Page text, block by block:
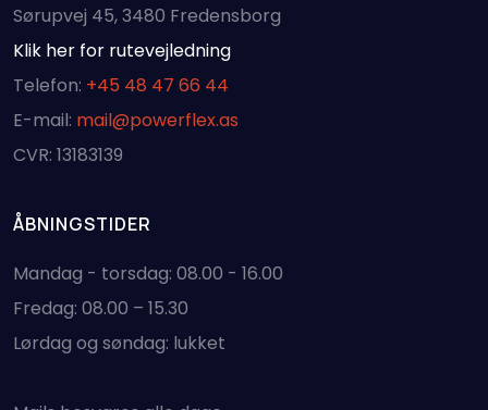
Sørupvej 45, 3480 Fredensborg
Klik her for rutevejledning
Telefon: +45 48 47 66 44
E-mail: mail@powerflex.as
CVR: 13183139
ÅBNINGSTIDER
Mandag - torsdag: 08.00 - 16.00
Fredag: 08.00 – 15.30
Lørdag og søndag: lukket